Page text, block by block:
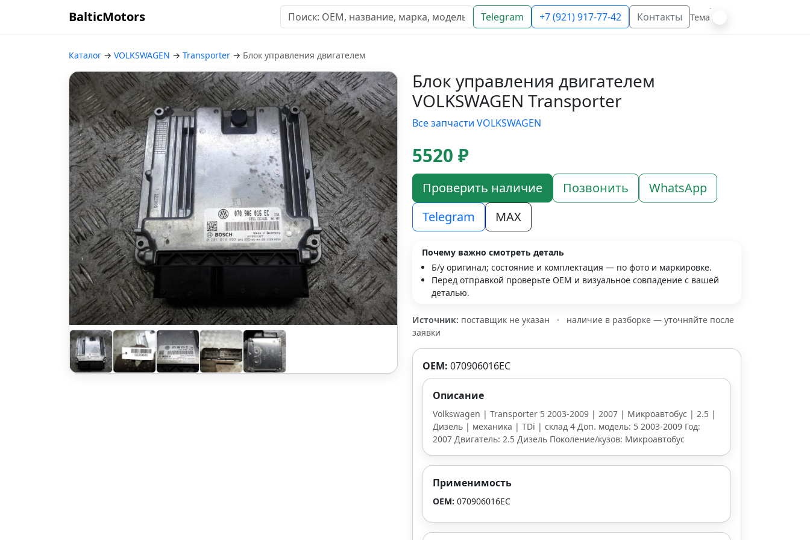
BalticMotors Telegram +7 (921) 917-77-42 Контакты Тема
Каталог → VOLKSWAGEN → Transporter → Блок управления двигателем
Блок управления двигателем
VOLKSWAGEN Transporter
Все запчасти VOLKSWAGEN
5520 ₽
Проверить наличие Позвонить
WhatsApp
Telegram
MAX
Почему важно смотреть деталь
Б/у оригинал; состояние и комплектация — по фото и маркировке.
Перед отправкой проверьте OEM и визуальное совпадение с вашей
деталью.
Источник: поставщик не указан ·
наличие в разборке — уточняйте после
заявки
OEM: 070906016EC
Описание
Volkswagen | Transporter 5 2003-2009 | 2007 | Микроавтобус | 2.5 |
Дизель | механика | TDi | склад 4 Доп. модель: 5 2003-2009 Год:
2007 Двигатель: 2.5 Дизель Поколение/кузов: Микроавтобус
Применимость
OEM: 070906016EC